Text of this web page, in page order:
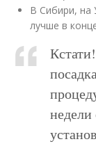
В Сибири, на
лучше в